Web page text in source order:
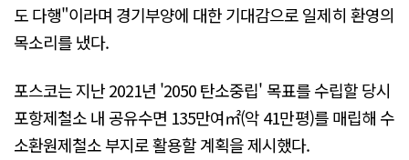
도 다행"이라며 경기부양에 대한 기대감으로 일제히 환영의
목소리를 냈다.
포스코는 지난 2021년 '2050 탄소중립' 목표를 수립할 당시
포항제철소 내 공유수면 135만여㎡(악 41만평)를 매립해 수
소환원제철소 부지로 활용할 계획을 제시했다.